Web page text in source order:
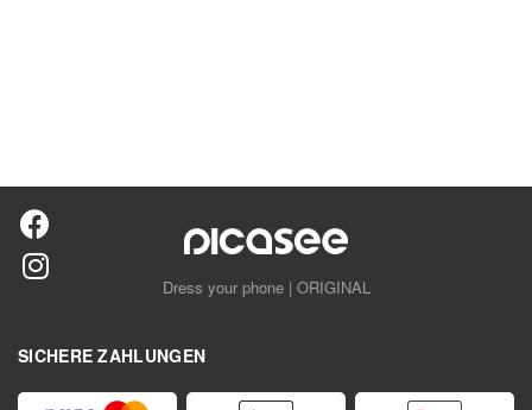
Dress your phone | ORIGINAL
SICHERE ZAHLUNGEN